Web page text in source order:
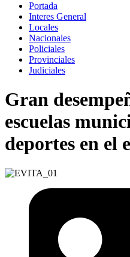
Portada
Interes General
Locales
Nacionales
Policiales
Provinciales
Judiciales
Gran
escuelas
deportes en el